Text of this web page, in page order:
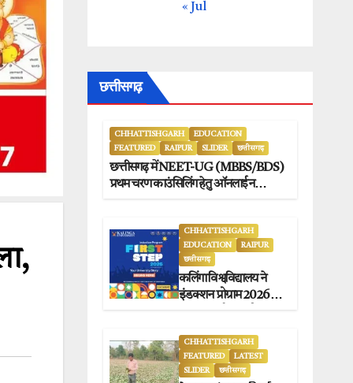
« Jul
छत्तीसगढ़
CHHATTISHGARH
EDUCATION
FEATURED
RAIPUR SLIDER छत्तीसगढ़
छत्तीसगढ़ में NEET-UG (MBBS/BDS)
प्रथम चरण काउंसिलिंग हेतु ऑनलाईन
CHHATTISHGARH
EDUCATION
RAIPUR
छत्तीसगढ़
कलिंगा विश्वविद्यालय ने
इंडक्शन प्रोग्राम 2026 का
CHHATTISHGARH
FEATURED
LATEST
SLIDER
छत्तीसगढ़